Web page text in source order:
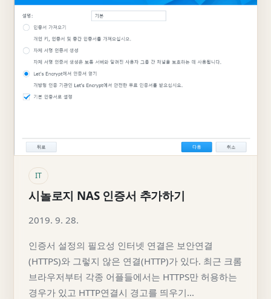
IT
시놀로지 NAS 인증서 추가하기
2019. 9. 28.
인증서 설정의 필요성 인터넷 연결은 보안연결
(HTTPS)와 그렇지 않은 연결(HTTP)가 있다. 최근 크롬
브라우저부터 각종 어플들에서는 HTTPS만 허용하는
경우가 있고 HTTP연결시 경고를 띄우기…